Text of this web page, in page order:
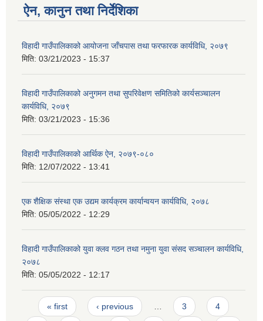
ऐन, कानुन तथा निर्देशिका
विहादी गाउँपालिकाको आयोजना जाँचपास तथा फरफारक कार्यविधि, २०७९
मिति: 03/21/2023 - 15:37
विहादी गाउँपालिकाको अनुगमन तथा सुपरिवेक्षण समितिको कार्यसञ्चालन
कार्यविधि, २०७९
मिति: 03/21/2023 - 15:36
विहादी गाउँपालिकाको आर्थिक ऐन, २०७९-०८०
मिति: 12/07/2022 - 13:41
एक शैक्षिक संस्था एक उद्यम कार्यक्रम कार्यान्वयन कार्यविधि, २०७८
मिति: 05/05/2022 - 12:29
विहादी गाउँपालिकाको युवा क्लव गठन तथा नमुना युवा संसद सञ्चालन कार्यविधि,
२०७८
मिति: 05/05/2022 - 12:17
Pages
« first ‹ previous … 3 4